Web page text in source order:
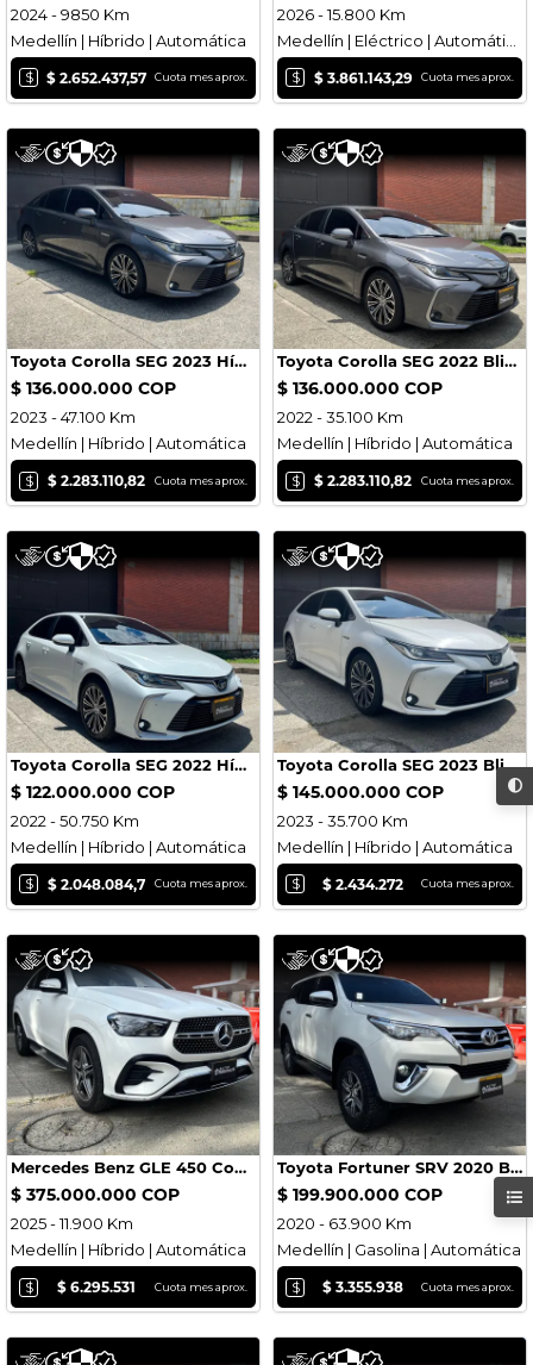
2024 - 9850 Km
Medellín | Híbrido | Automática
$ $ 2.652.437,57 Cuota mes aprox.
2026 - 15.800 Km
$ $ 3.861.143,29 Cuota mes aprox.
Toyota Corolla SEG 2023 Híbrido Blindado Nivel 2 Plus
$ 136.000.000 COP
2023 - 47.100 Km
Medellín | Híbrido | Automática
$ $ 2.283.110,82 Cuota mes aprox.
Toyota Corolla SEG 2022 Blindado
$ 136.000.000 COP
2022 - 35.100 Km
Medellín | Híbrido | Automática
$ $ 2.283.110,82 Cuota mes aprox.
Toyota Corolla SEG 2022 Híbrido Blindado
$ 122.000.000 COP
2022 - 50.750 Km
Medellín | Híbrido | Automática
$ $ 2.048.084,7 Cuota mes aprox.
Toyota Corolla SEG 2023 Blindado
$ 145.000.000 COP
2023 - 35.700 Km
Medellín | Híbrido | Automática
$ $ 2.434.272 Cuota mes aprox.
Mercedes Benz GLE 450 Coupe 2025
$ 375.000.000 COP
2025 - 11.900 Km
Medellín | Híbrido | Automática
$ $ 6.295.531 Cuota mes aprox.
Toyota Fortuner SRV 2020 Blindada
$ 199.900.000 COP
2020 - 63.900 Km
Medellín | Gasolina | Automática
$ $ 3.355.938 Cuota mes aprox.